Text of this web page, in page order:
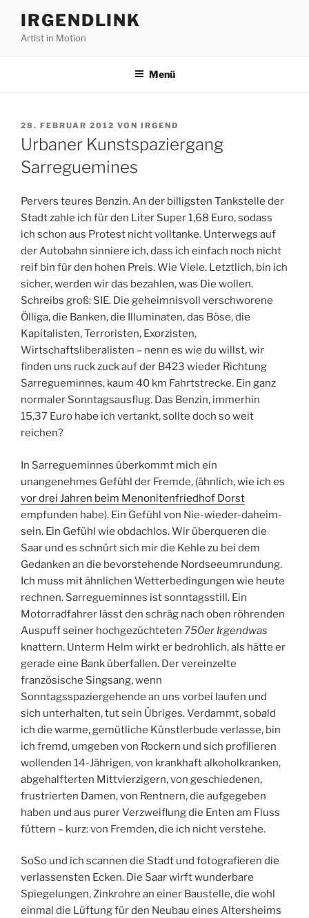
Inhalt
springen
IRGENDLINK
Artist in Motion
Menü
VERÖFFENTLICHT
AM
28. FEBRUAR 2012 VON IRGEND
Urbaner Kunstspaziergang
Sarreguemines
Pervers teures Benzin. An der billigsten Tankstelle der
Stadt zahle ich für den Liter Super 1,68 Euro, sodass
ich schon aus Protest nicht volltanke. Unterwegs auf
der Autobahn sinniere ich, dass ich einfach noch nicht
reif bin für den hohen Preis. Wie Viele. Letztlich, bin ich
sicher, werden wir das bezahlen, was Die wollen.
Schreibs groß: SIE. Die geheimnisvoll verschworene
Ölliga, die Banken, die Illuminaten, das Böse, die
Kapitalisten, Terroristen, Exorzisten,
Wirtschaftsliberalisten – nenn es wie du willst, wir
finden uns ruck zuck auf der B423 wieder Richtung
Sarregueminnes, kaum 40 km Fahrtstrecke. Ein ganz
normaler Sonntagsausflug. Das Benzin, immerhin
15,37 Euro habe ich vertankt, sollte doch so weit
reichen?
In Sarregueminnes überkommt mich ein
unangenehmes Gefühl der Fremde, (ähnlich, wie ich es
vor drei Jahren beim Menonitenfriedhof Dorst
empfunden habe). Ein Gefühl von Nie-wieder-daheim-
sein. Ein Gefühl wie obdachlos. Wir überqueren die
Saar und es schnürt sich mir die Kehle zu bei dem
Gedanken an die bevorstehende Nordseeumrundung.
Ich muss mit ähnlichen Wetterbedingungen wie heute
rechnen. Sarregueminnes ist sonntagsstill. Ein
Motorradfahrer lässt den schräg nach oben röhrenden
Auspuff seiner hochgezüchteten 750er Irgendwas
knattern. Unterm Helm wirkt er bedrohlich, als hätte er
gerade eine Bank überfallen. Der vereinzelte
französische Singsang, wenn
Sonntagsspaziergehende an uns vorbei laufen und
sich unterhalten, tut sein Übriges. Verdammt, sobald
ich die warme, gemütliche Künstlerbude verlasse, bin
ich fremd, umgeben von Rockern und sich profilieren
wollenden 14-Jährigen, von krankhaft alkoholkranken,
abgehalfterten Mittvierzigern, von geschiedenen,
frustrierten Damen, von Rentnern, die aufgegeben
haben und aus purer Verzweiflung die Enten am Fluss
füttern – kurz: von Fremden, die ich nicht verstehe.
SoSo und ich scannen die Stadt und fotografieren die
verlassensten Ecken. Die Saar wirft wunderbare
Spiegelungen, Zinkrohre an einer Baustelle, die wohl
einmal die Lüftung für den Neubau eines Altersheims